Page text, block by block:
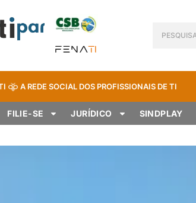
A REDE SOCIAL DOS PROFISSIONAIS DE TI
FILIE-SE JURÍDICO SINDPLAY